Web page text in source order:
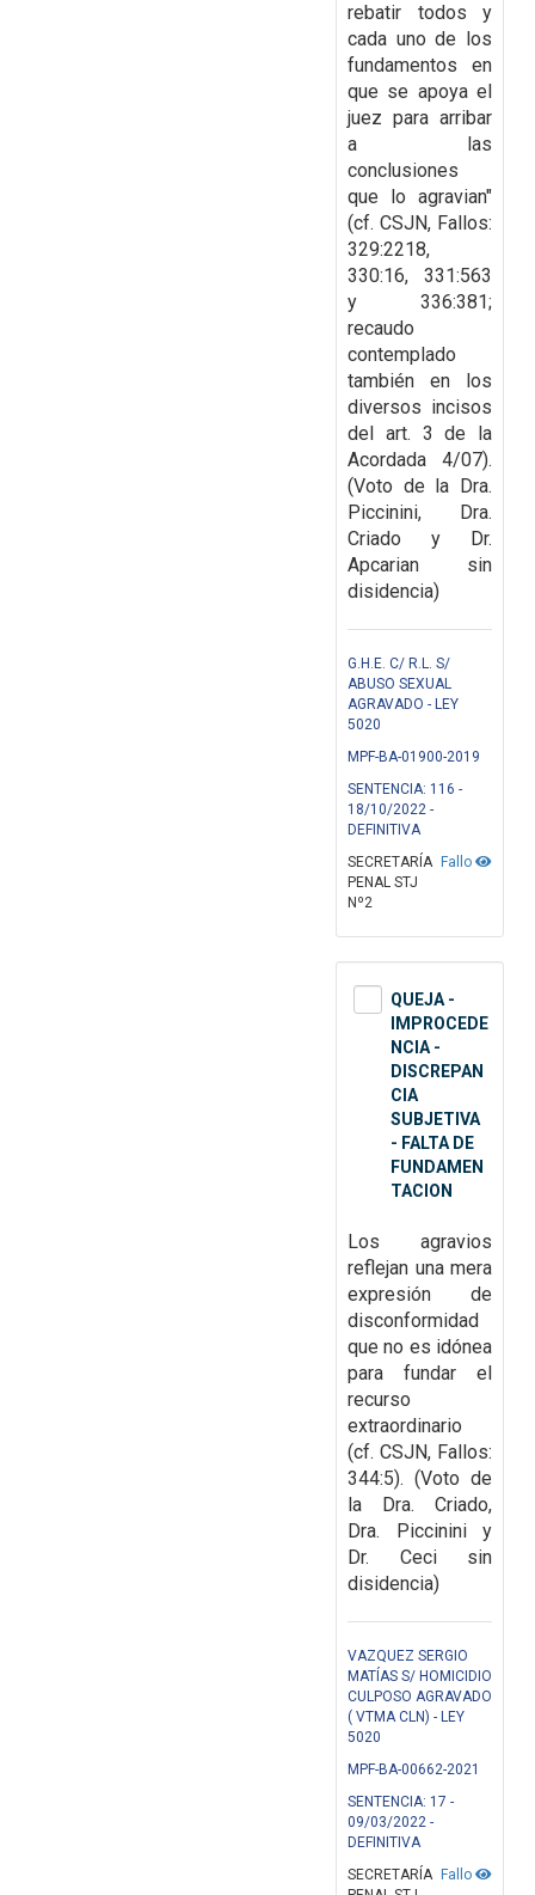
rebatir todos y
cada uno de los
fundamentos en
que se apoya el
juez para arribar
a las
conclusiones
que lo agravian"
(cf. CSJN, Fallos:
329:2218,
330:16, 331:563
y 336:381;
recaudo
contemplado
también en los
diversos incisos
del art. 3 de la
Acordada 4/07).
(Voto de la Dra.
Piccinini, Dra.
Criado y Dr.
Apcarian sin
disidencia)
G.H.E. C/ R.L. S/
ABUSO SEXUAL
AGRAVADO - LEY
5020
MPF-BA-01900-2019
SENTENCIA: 116 -
18/10/2022 -
DEFINITIVA
Fallo
SECRETARÍA
PENAL STJ
Nº2
QUEJA -
IMPROCEDE
NCIA -
DISCREPAN
CIA
SUBJETIVA
- FALTA DE
FUNDAMEN
TACION
Los agravios
reflejan una mera
expresión de
disconformidad
que no es idónea
para fundar el
recurso
extraordinario
(cf. CSJN, Fallos:
344:5). (Voto de
la Dra. Criado,
Dra. Piccinini y
Dr. Ceci sin
disidencia)
VAZQUEZ SERGIO
MATÍAS S/ HOMICIDIO
CULPOSO AGRAVADO
( VTMA CLN) - LEY
5020
MPF-BA-00662-2021
SENTENCIA: 17 -
09/03/2022 -
DEFINITIVA
Fallo
SECRETARÍA